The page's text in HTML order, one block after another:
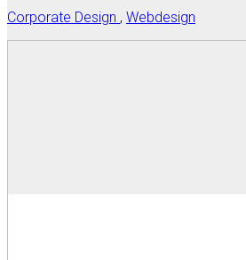
Corporate Design , Webdesign